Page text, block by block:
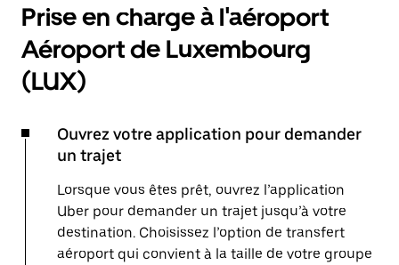
Prise en charge à l'aéroport
Aéroport de Luxembourg
(LUX)
Ouvrez votre application pour demander
un trajet
Lorsque vous êtes prêt, ouvrez l’application
Uber pour demander un trajet jusqu’à votre
destination. Choisissez l’option de transfert
aéroport qui convient à la taille de votre groupe